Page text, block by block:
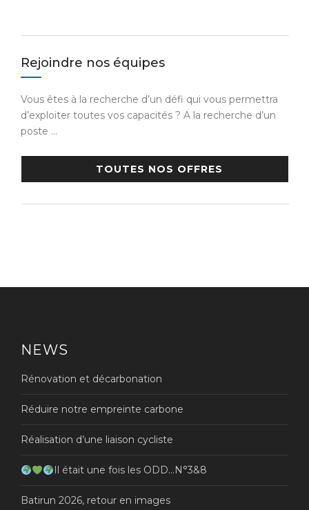
Rejoindre nos équipes
Vous êtes à la recherche d’un défi qui vous permettra
d’exploiter toutes vos capacités ? A la recherche d’un
poste …
TOUTES NOS OFFRES
NEWS
Rénovation et décarbonation
Réduire notre empreinte carbone
Réalisation d’une liaison cycliste
Il était une fois les ODD…N°3&8
Batirun 2026, retour en images